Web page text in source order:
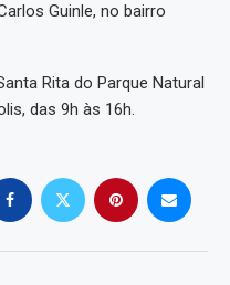
Guinle, no bairro
Rita do Parque Natural
das 9h às 16h.